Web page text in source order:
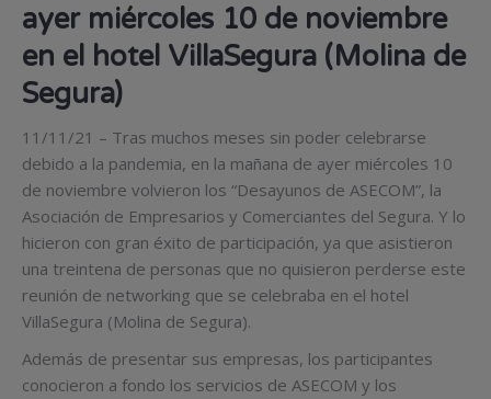
ayer miércoles 10 de noviembre
en el hotel VillaSegura (Molina de
Segura)
11/11/21 – Tras muchos meses sin poder celebrarse
debido a la pandemia, en la mañana de ayer miércoles 10
de noviembre volvieron los “Desayunos de ASECOM”, la
Asociación de Empresarios y Comerciantes del Segura. Y lo
hicieron con gran éxito de participación, ya que asistieron
una treintena de personas que no quisieron perderse este
reunión de networking que se celebraba en el hotel
VillaSegura (Molina de Segura).
Además de presentar sus empresas, los participantes
conocieron a fondo los servicios de ASECOM y los